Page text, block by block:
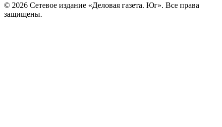
© 2026 Сетевое издание «Деловая газета. Юг». Все права
защищены.